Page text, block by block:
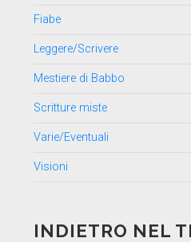
Fiabe
Leggere/Scrivere
Mestiere di Babbo
Scritture miste
Varie/Eventuali
Visioni
INDIETRO NEL